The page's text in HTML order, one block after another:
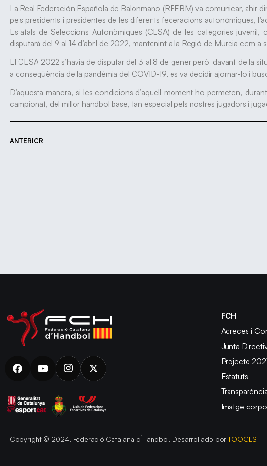
La Real Federación Española de Balonmano (RFEBM) va comunicar, ahir
pels presidents i presidentes de les diferents federacions autonòmiques,
Estatals de Seleccions Autonòmiques (CESA) de les categories
disputarà del 9 al 14 d’abril de 2022, mantenint a la Regió de Murcia com a
El CESA 2022 s’havia de disputar del 3 al 8 de gener però, davant de la
a conseqüència de la pandèmia del COVID-19, es va decidir ajornar-lo i
D’aquesta manera, si les condicions d’aquell moment ho permeten,
campionat, del millor handbol base, tan especial pels nostres jugadors i
ANTERIOR
FCH
Adreces i
Junta
Projecte
Estatuts
Transparència
Imatge
Copyright © 2024, Federació Catalana d´Handbol. Desarrollado porTOOOLS